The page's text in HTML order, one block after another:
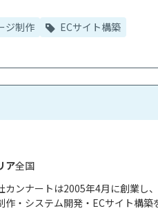
ジ制作 ECサイト構築
カンナートは2005年4月に創業し
作・システム開発・ECサイト構
ア全国